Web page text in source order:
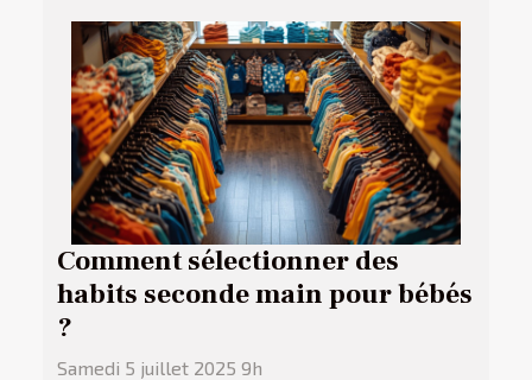
Comment sélectionner des
habits seconde main pour bébés
?
Samedi 5 juillet 2025 9h